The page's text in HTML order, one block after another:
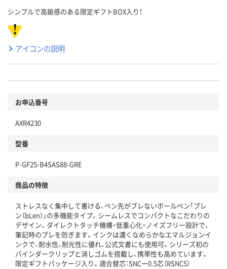
シンプルで高級感のある限定ギフトBOX入り！
アイコンの説明
お申込番号
AXR4230
型番
P-GF25-B4SAS88-GRE
商品の特徴
ストレスなく集中して書ける、ペン先がブレないボールペン「ブレ
ン（bLen）」の多機能タイプ。シームレスでコンパクトなこだわりの
デザイン。ダイレクトタッチ機構・低重心化・ノイズフリー設計で、
筆記時のブレを防ぎます。インクは濃くなめらかなエマルジョンイ
ンクで、耐水性、耐光性に優れ、公式文書にも使用可。シリーズ初の
バインダークリップと消しゴムを搭載し、携帯性も高めています。
限定ギフトパッケージ入り。適合替芯：SNCー0.5芯（RSNC5）